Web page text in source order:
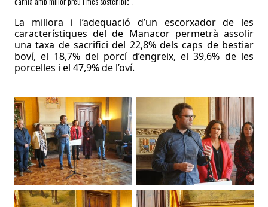
La millora i l’adequació d’un escorxador de les
característiques del de Manacor permetrà assolir
una taxa de sacrifici del 22,8% dels caps de bestiar
boví, el 18,7% del porcí d’engreix, el 39,6% de les
porcelles i el 47,9% de l’oví.